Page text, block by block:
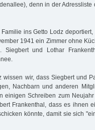
denn in der Adressliste
ins Getto Lodz
1941 ein Zimmer ohne
Siegbert und Lothar
wissen wir, dass Siegbert und
Nachbarn und anderen
einigen Schreiben zum
Frankenthal, dass es ihnen
könnte, damit sie sich